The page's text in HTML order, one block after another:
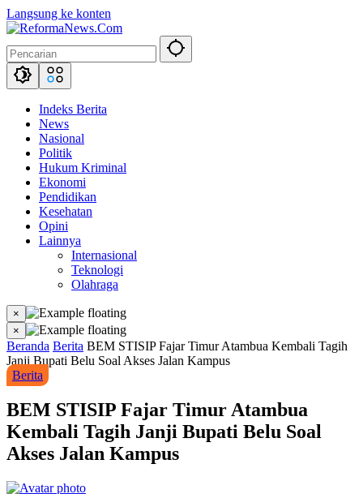
Langsung ke konten
Indeks Berita
News
Nasional
Politik
Hukum Kriminal
Ekonomi
Pendidikan
Kesehatan
Opini
Lainnya
Internasional
Teknologi
Olahraga
×
×
Beranda Berita BEM STISIP Fajar Timur Atambua Kembali Tagih
Janji Bupati Belu Soal Akses Jalan Kampus
Berita
BEM STISIP Fajar Timur Atambua
Kembali Tagih Janji Bupati Belu Soal
Akses Jalan Kampus